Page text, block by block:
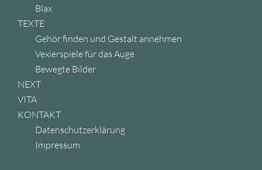
Blax
TEXTE
Gehör finden und Gestalt annehmen
Vexierspiele für das Auge
Bewegte Bilder
NEXT
VITA
KONTAKT
Datenschutzerklärung
Impressum